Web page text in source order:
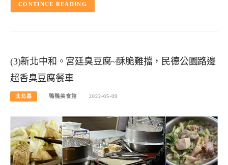
CONTINUE READING
(3)新北中和。宮廷臭豆腐~酥脆難擋，民德公園路邊
超香臭豆腐餐車
北北基 鴨鴨美食館 2022-05-09